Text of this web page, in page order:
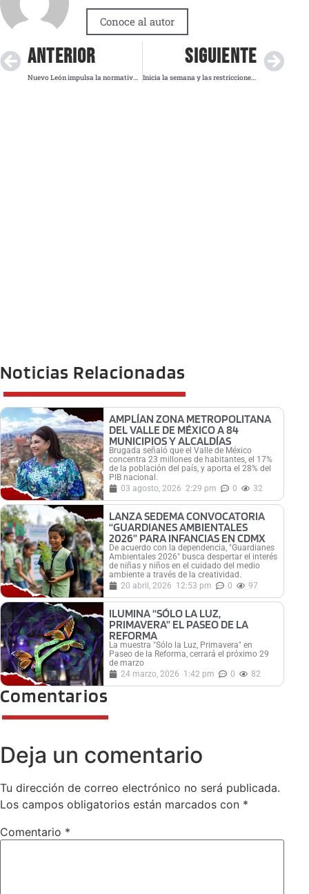
Conoce al autor
ANTERIOR
Nuevo León impulsa la normativa “Te veo, te creo, te cuido” en escuelas contra abuso infantil
SIGUIENTE
Inicia la semana y las restricciones del Hoy No Circula siguen vigentes ¿Tu auto está exento?
Noticias Relacionadas
AMPLÍAN ZONA METROPOLITANA
DEL VALLE DE MÉXICO A 84
MUNICIPIOS Y ALCALDÍAS
Brugada señaló que el Valle de México
concentra 23 millones de habitantes, el 17%
de la población del país, y aporta el 28% del
PIB nacional.
03 agosto, 2026 2:29 pm 0 32
LANZA SEDEMA CONVOCATORIA
“GUARDIANES AMBIENTALES
2026” PARA INFANCIAS EN CDMX
De acuerdo con la dependencia, "Guardianes
Ambientales 2026" busca despertar el interés
de niñas y niños en el cuidado del medio
ambiente a través de la creatividad.
20 abril, 2026 12:53 pm 0 97
ILUMINA “SÓLO LA LUZ,
PRIMAVERA” EL PASEO DE LA
REFORMA
La muestra "Sólo la Luz, Primavera" en
Paseo de la Reforma, cerrará el próximo 29
de marzo
24 marzo, 2026 1:42 pm 0 82
Comentarios
Deja un comentario
Tu dirección de correo electrónico no será publicada.
Los campos obligatorios están marcados con *
Comentario *